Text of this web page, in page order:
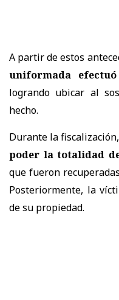
A partir de estos
uniformada
logrando ubicar al
hecho.
Durante la fiscalización,
poder la totalidad
que fueron
Posteriormente, la
de su propiedad.